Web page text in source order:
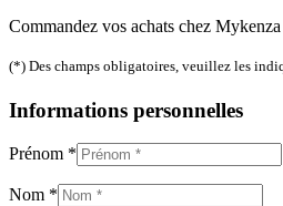
Commandez vos achats chez
(*) Des champs obligatoires, veuillez les
Informations personnelles
Prénom *
Nom *